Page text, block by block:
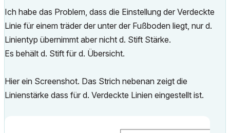
Ich habe das Problem, dass die Einstellung der Verdeckte
Linie für einem träder der unter der Fußboden liegt, nur d.
Linientyp übernimmt aber nicht d. Stift Stärke.
Es behält d. Stift für d. Übersicht.
Hier ein Screenshot. Das Strich nebenan zeigt die
Linienstärke dass für d. Verdeckte Linien eingestellt ist.